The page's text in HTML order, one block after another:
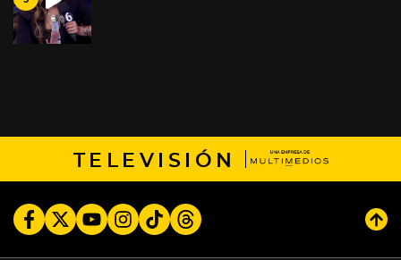
TELEVISIÓN
FacebookTwitterYoutubeInstagram
TikTokThreads